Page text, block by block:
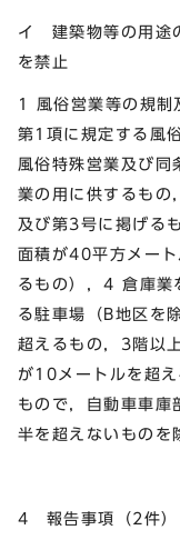
イ 建築物等の用途
を禁止
1 風俗営業等の規制
第1項に規定する風
風俗特殊営業及び同
業の用に供するも
及び第3号に掲げる
面積が40平方メー
るもの），4 倉庫業
る駐車場（B地区を
超えるもの，3階以
が10メートルを超
もので，自動車車庫
半を超えないものを
4 報告事項（2件）